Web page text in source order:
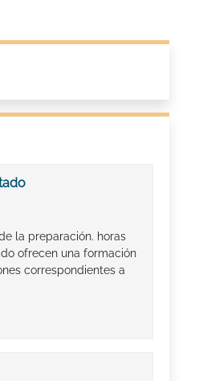
la preparación. horas
ofrecen una formación
correspondientes a